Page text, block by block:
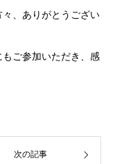
、ありがとうござい
ご参加いただき、感
次の記事